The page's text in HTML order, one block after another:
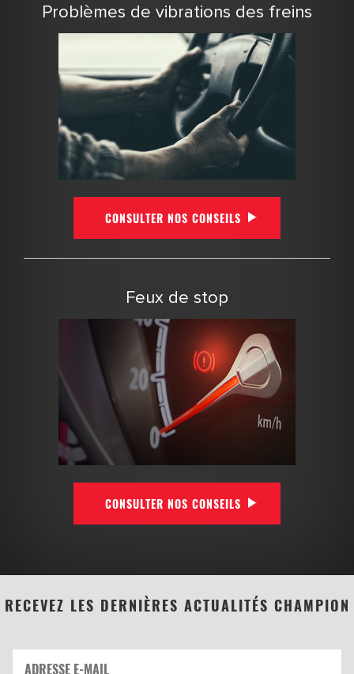
Problèmes de vibrations des freins
CONSULTER NOS CONSEILS
Feux de stop
CONSULTER NOS CONSEILS
RECEVEZ LES DERNIÈRES ACTUALITÉS CHAMPION